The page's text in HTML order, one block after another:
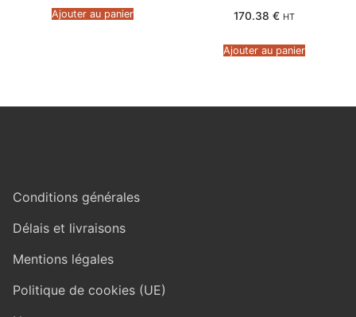
Ajouter au panier 170.38 € HT
Ajouter au panier
Conditions générales
Délais et livraisons
Mentions légales
Politique de cookies (UE)